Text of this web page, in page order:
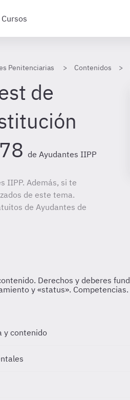
Cursos
Penitenciarias Contenidos
de
de Ayudantes IIPP
IIPP. Además, si te
de este tema.
de Ayudantes de
y contenido